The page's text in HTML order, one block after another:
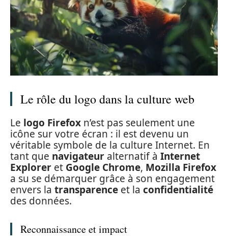
Le rôle du logo dans la culture web
Le logo Firefox n’est pas seulement une
icône sur votre écran : il est devenu un
véritable symbole de la culture Internet. En
tant que navigateur alternatif à Internet
Explorer et Google Chrome, Mozilla Firefox
a su se démarquer grâce à son engagement
envers la transparence et la confidentialité
des données.
Reconnaissance et impact